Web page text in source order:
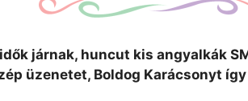
járnak, huncut kis angyalkák
üzenetet, Boldog Karácsonyt